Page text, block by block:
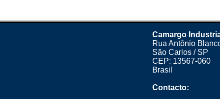
Camargo
Rua Antônio
São Carlos / SP
CEP: 13567-060
Brasil
Contacto: